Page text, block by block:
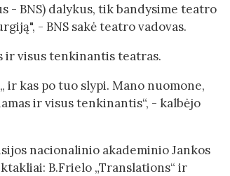
- BNS) dalykus, tik bandysime teatro
- BNS sakė teatro vadovas.
ir visus tenkinantis teatras.
ir kas po tuo slypi. Mano nuomone,
ir visus tenkinantis“, - kalbėjo
nacionalinio akademinio Jankos
B.Frielo „Translations“ ir